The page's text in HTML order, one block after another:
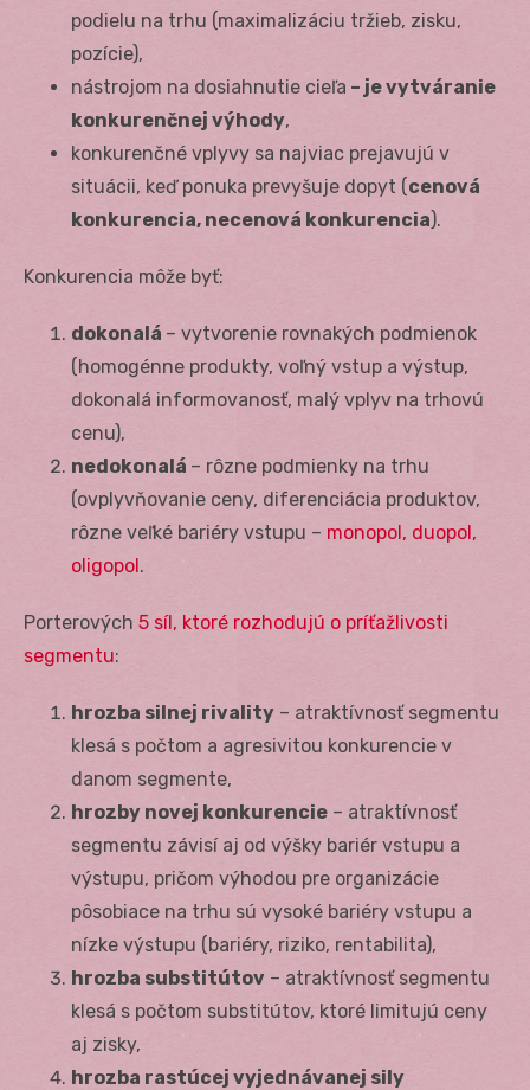
podielu na trhu (maximalizáciu tržieb, zisku,
pozície),
nástrojom na dosiahnutie cieľa – je vytváranie
konkurenčnej výhody,
konkurenčné vplyvy sa najviac prejavujú v
situácii, keď ponuka prevyšuje dopyt (cenová
konkurencia, necenová konkurencia).
Konkurencia môže byť:
dokonalá – vytvorenie rovnakých podmienok
(homogénne produkty, voľný vstup a výstup,
dokonalá informovanosť, malý vplyv na trhovú
cenu),
nedokonalá – rôzne podmienky na trhu
(ovplyvňovanie ceny, diferenciácia produktov,
rôzne veľké bariéry vstupu – monopol, duopol,
oligopol.
Porterových 5 síl, ktoré rozhodujú o príťažlivosti
segmentu:
hrozba silnej rivality – atraktívnosť segmentu
klesá s počtom a agresivitou konkurencie v
danom segmente,
hrozby novej konkurencie – atraktívnosť
segmentu závisí aj od výšky bariér vstupu a
výstupu, pričom výhodou pre organizácie
pôsobiace na trhu sú vysoké bariéry vstupu a
nízke výstupu (bariéry, riziko, rentabilita),
hrozba substitútov – atraktívnosť segmentu
klesá s počtom substitútov, ktoré limitujú ceny
aj zisky,
hrozba rastúcej vyjednávanej sily